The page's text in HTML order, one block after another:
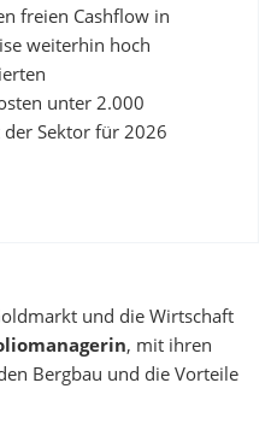
freien Cashflow in
weiterhin hoch
unter 2.000
Sektor für 2026
und die Wirtschaft
, mit ihren
Bergbau und die Vorteile